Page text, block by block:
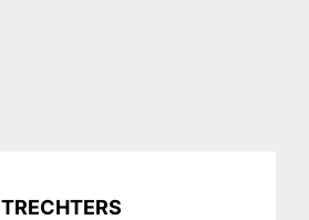
TRECHTERS